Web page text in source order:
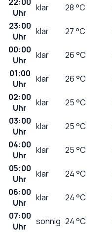
Uhr
klar 28°C
23:00
Uhr
klar 27°C
00:00
Uhr
klar 26°C
01:00
Uhr
klar 26°C
02:00
Uhr
klar 25°C
03:00
Uhr
klar 25°C
04:00
Uhr
klar 25°C
05:00
Uhr
klar 24°C
06:00
Uhr
klar 24°C
07:00
Uhr
sonnig 24°C